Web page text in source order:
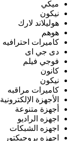
ميكي
نيكون
هوليلاند لارك
هوهم
كاميرات احترافيه
دى جي اى
فوجي فيلم
كانون
نيكون
كاميرات مراقبه
الأجهزة الإلكترونية
أجهزة متنوعة
اجهزه الراديو
اجهزه الشبكات
اجهزه بروجيكتور